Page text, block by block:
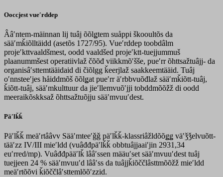
Ooccjest vueʹrddep
Ââʹntem-mäinnan lij tuâj õõlǥtem suåppi škooultõs da
sääʹmǩiõlltäidd (asetõs 1727/95). Vueʹrddep toobdâlm
projeʹkttvaaldšmest, oodd vaaldšed projeʹktt-tuejjummuš
plaanummšest operatiivlaž čõõđ viikkmõʹšše, pueʹrr õhttsažtuâjj- da
organisâʹsttemtääidaid di čiõlgg ǩeerjlaž saakkeemtääid. Tuâj
oʹnnsteeʹjes håiddmõš õõlǥat pueʹrr äʹrbbvuõđlaž sääʹmǩiõtt-tuâj,
ǩiõtt-tuâj, sääʹmkulttuur da jieʹllemvuõʹjji tobddmõõžž di oodd
meeraikõskksaž õhttsažtuõjju sääʹmvuuʹdest.
Päʹlǩǩ
Päʹlǩǩ meäʹrtââvv Sääʹmteeʹǧǧ päʹlǩǩ-klassriâžldõõǥǥ väʹǯǯelvuõtt-
tääʹzz IV/III mieʹldd (vuâđđpäʹlǩǩ obbtuâjjaaiʹjin 2931,34
euʹrred/mp). Vuâđđpääʹlǩ lââʹssen määuʹset sääʹmvuuʹdest tuâj
tuejjeen 24 % sääʹmvuuʹd lââʹss da tuâjjǩiõččlâsttmõõžž mieʹldd
meäʹrtõõvi ǩiõččlâʹsttemlõõʹzzid.